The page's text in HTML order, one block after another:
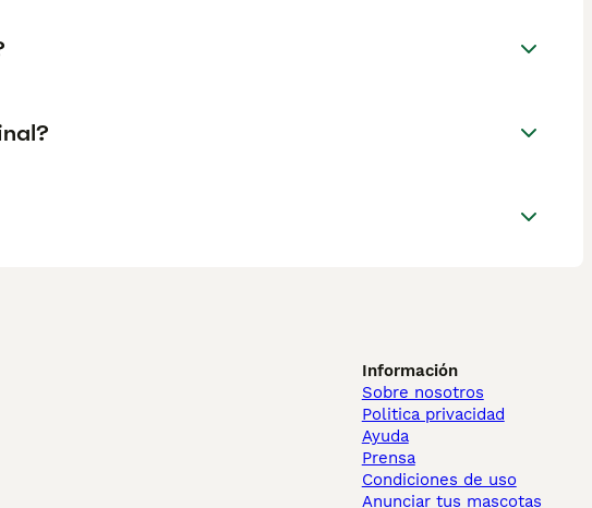
Información
Sobre nosotros
Politica privacidad
Ayuda
Prensa
Condiciones de uso
Anunciar tus mascotas